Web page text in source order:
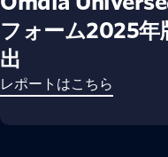
フォーム2025年
出
レポートはこちら